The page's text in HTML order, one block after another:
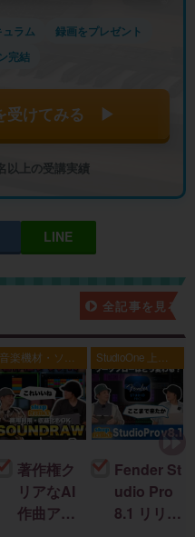
ラム
録画をプレゼント
完結
受けてみる ▶
以上の受講実績
全記事を見る
音楽機材・ソフ
著作権ク
リアなAI
作曲アプ
StudioOne 上級
者編
Fender St
udio Pro
8.1 リリー